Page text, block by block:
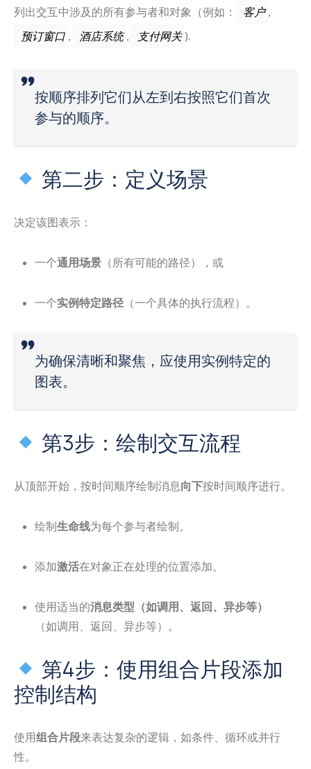
列出交互中涉及的所有参与者和对象（例如： 客户 ,
预订窗口 , 酒店系统 , 支付网关 ).
按顺序排列它们从左到右按照它们首次
参与的顺序。
第二步：定义场景
决定该图表示：
一个通用场景 （所有可能的路径），或
一个实例特定路径 （一个具体的执行流程）。
为确保清晰和聚焦，应使用实例特定的
图表。
第3步：绘制交互流程
从顶部开始，按时间顺序绘制消息向下按时间顺序进行。
绘制生命线为每个参与者绘制。
添加激活在对象正在处理的位置添加。
使用适当的消息类型（如调用、返回、异步等）
（如调用、返回、异步等）。
第4步：使用组合片段添加
控制结构
使用组合片段来表达复杂的逻辑，如条件、循环或并行
性。